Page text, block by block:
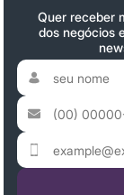
Quer receber
dos negócios